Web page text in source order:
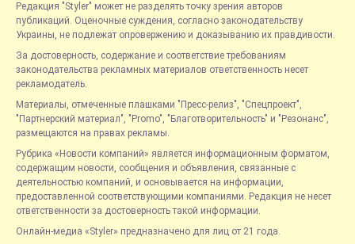
Редакция "Styler" может не разделять точку зрения авторов
публикаций. Оценочные суждения, согласно законодательству
Украины, не подлежат опровержению и доказыванию их правдивости.
За достоверность, содержание и соответствие требованиям
законодательства рекламных материалов ответственность несет
рекламодатель.
Материалы, отмеченные плашками "Пресс-релиз", "Спецпроект",
"Партнерский материал", "Promo", "Благотворительность" и "Резонанс",
размещаются на правах рекламы.
Рубрика «Новости компаний» является информационным форматом,
содержащим новости, сообщения и объявления, связанные с
деятельностью компаний, и основывается на информации,
предоставленной соответствующими компаниями. Редакция не несет
ответственности за достоверность такой информации.
Онлайн-медиа «Styler» предназначено для лиц от 21 года.